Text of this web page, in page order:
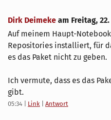
Dirk Deimeke am Freitag,
Auf meinem Haupt-
Repositories installiert, für
es das Paket nicht zu geben.
Ich vermute, dass es das
gibt.
05:34 Link Antwort